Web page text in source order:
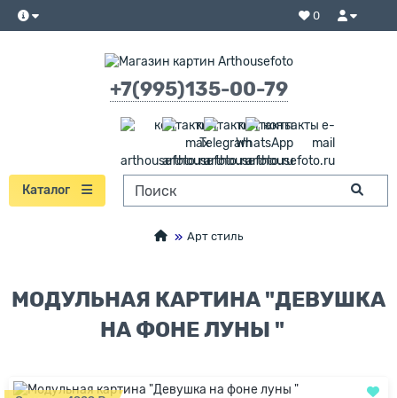
0
+7(995)135-00-79
Каталог
Арт стиль
МОДУЛЬНАЯ КАРТИНА "ДЕВУШКА
НА ФОНЕ ЛУНЫ "